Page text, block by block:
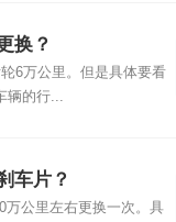
换？
6万公里。但是具体要看
的行...
车片？
万公里左右更换一次。具